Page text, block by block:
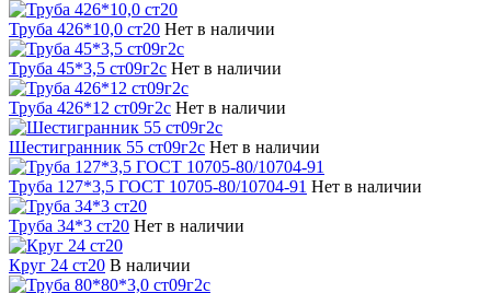
Труба 426*10,0 ст20 Нет в наличии
Труба 45*3,5 ст09г2с Нет в наличии
Труба 426*12 ст09г2с Нет в наличии
Шестигранник 55 ст09г2с Нет в наличии
Труба 127*3,5 ГОСТ 10705-80/10704-91 Нет в наличии
Труба 34*3 ст20 Нет в наличии
Круг 24 ст20 В наличии